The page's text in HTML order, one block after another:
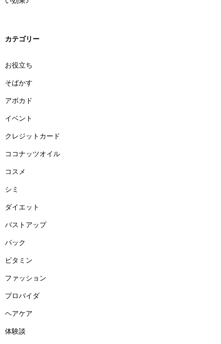
カテゴリー
お役立ち
そばかす
アボカド
イベント
クレジットカード
ココナッツオイル
コスメ
シミ
ダイエット
バストアップ
パック
ビタミン
ファッション
プロバイダ
ヘアケア
体験談